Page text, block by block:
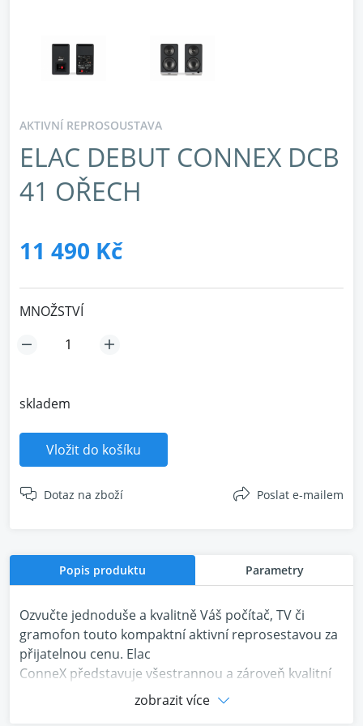
AKTIVNÍ REPROSOUSTAVA
ELAC DEBUT CONNEX DCB
41 OŘECH
11 490 Kč
MNOŽSTVÍ
skladem
Vložit do košíku
Dotaz na zboží Poslat e-mailem
Popis produktu Parametry
Ozvučte jednoduše a kvalitně Váš počítač, TV či
gramofon touto kompaktní aktivní reprosestavou za
přijatelnou cenu. Elac
ConneX představuje všestrannou a zároveň kvalitní
cestu ke skutečnému Hi-Fi poslechu bez
zobrazit více